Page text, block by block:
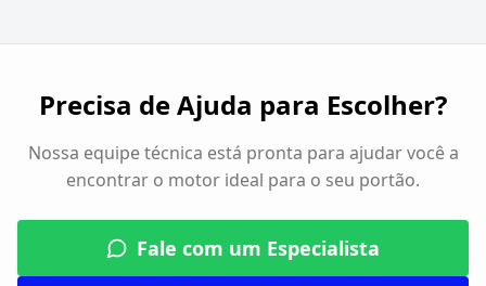
Precisa de Ajuda para Escolher?
Nossa equipe técnica está pronta para ajudar você a
encontrar o motor ideal para o seu portão.
Fale com um Especialista